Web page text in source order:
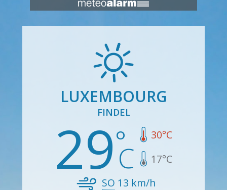
LUXEMBOURG
FINDEL
29 30°C
17°C
SO 13 km/h